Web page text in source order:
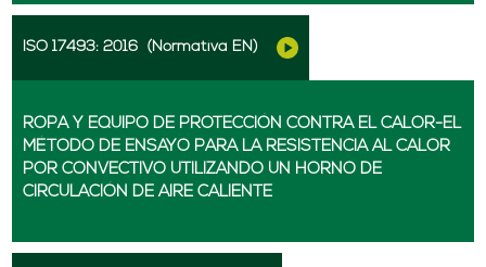
ISO 17493: 2016 (Normativa EN)
ROPA Y EQUIPO DE PROTECCIÓN CONTRA EL CALOR-EL
MÉTODO DE ENSAYO PARA LA RESISTENCIA AL CALOR
POR CONVECTIVO UTILIZANDO UN HORNO DE
CIRCULACIÓN DE AIRE CALIENTE